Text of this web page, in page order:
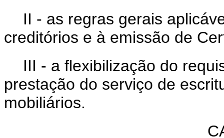
II - as regras gerais
creditórios e à emissão de
III - a flexibilização do
prestação do serviço de
mobiliários.